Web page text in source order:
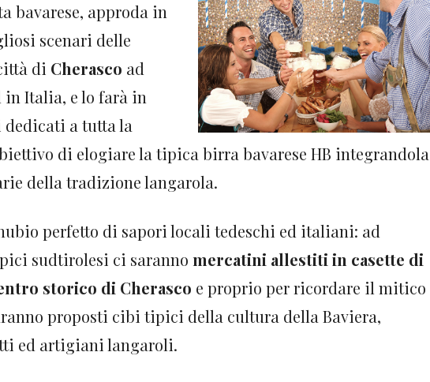
bavarese, approda in
scenari delle
di Cherasco ad
in Italia, e lo farà in
dedicati a tutta la
di elogiare la tipica birra bavarese HB integrandola
della tradizione langarola.
perfetto di sapori locali tedeschi ed italiani: ad
sudtirolesi ci saranno mercatini allestiti in casette di
storico di Cherasco e proprio per ricordare il mitico
proposti cibi tipici della cultura della Baviera,
ed artigiani langaroli.